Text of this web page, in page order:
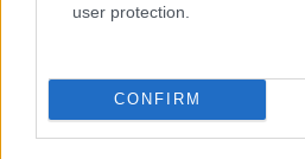
user protection.
CONFIRM
„AZ EMBERT EMBERRÉ
ZÁRT A